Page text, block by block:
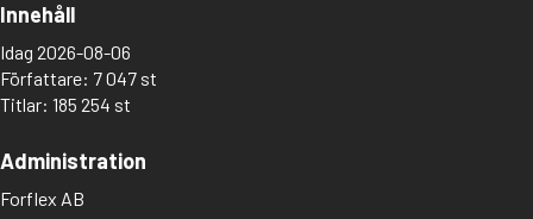
Innehåll
Idag 2026-08-06
Författare: 7 047 st
Titlar: 185 254 st
Administration
Forflex AB